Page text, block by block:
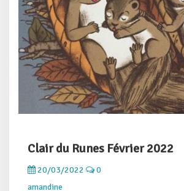
Clair du Runes Février 2022
20/03/2022
0
amandine